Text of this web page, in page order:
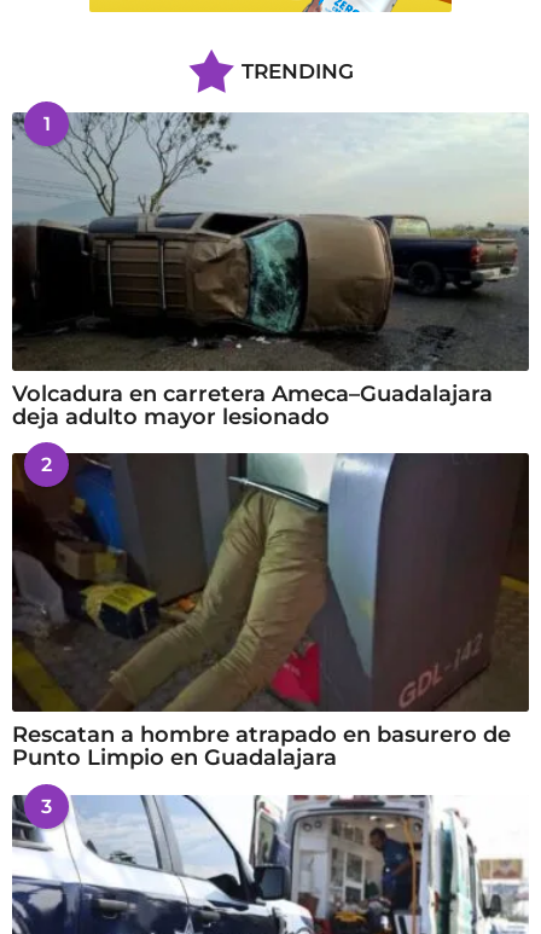
TRENDING
1
Volcadura en carretera Ameca–Guadalajara
deja adulto mayor lesionado
2
Rescatan a hombre atrapado en basurero de
Punto Limpio en Guadalajara
3